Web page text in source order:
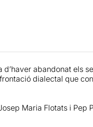
abandonat els
dialectal que
Maria Flotats i Pep